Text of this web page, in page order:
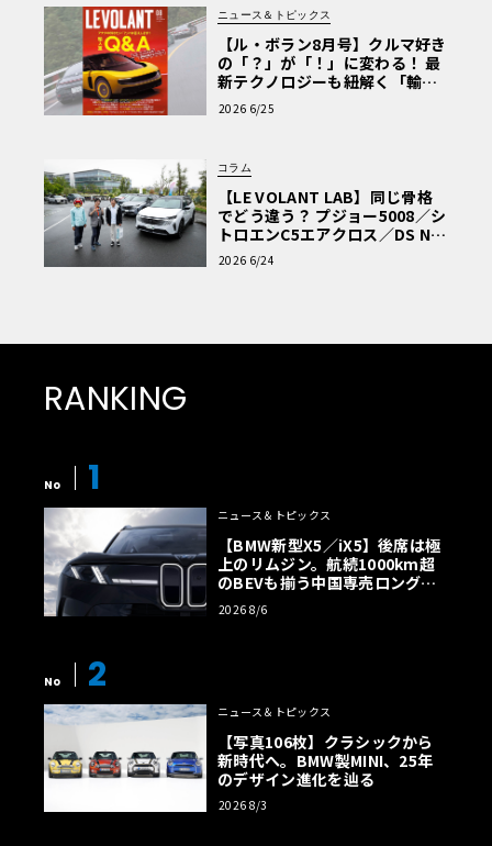
ニュース＆トピックス
【ル・ボラン8月号】クルマ好き
の「？」が「！」に変わる！ 最
新テクノロジーも紐解く「輸入
車Q&A」
2026 6/25
コラム
【LE VOLANT LAB】同じ骨格
でどう違う？ プジョー5008／シ
トロエンC5エアクロス／DS Nº4
読者一気乗りレポート
2026 6/24
RANKING
No 1
ニュース＆トピックス
【BMW新型X5／iX5】後席は極
上のリムジン。航続1000km超
のBEVも揃う中国専売ロング仕
様の全貌
2026 8/6
No 2
ニュース＆トピックス
【写真106枚】クラシックから
新時代へ。BMW製MINI、25年
のデザイン進化を辿る
2026 8/3